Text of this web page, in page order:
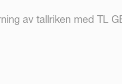
av tallriken med TL